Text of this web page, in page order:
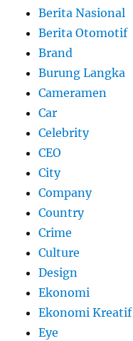
Berita Nasional
Berita Otomotif
Brand
Burung Langka
Cameramen
Car
Celebrity
CEO
City
Company
Country
Crime
Culture
Design
Ekonomi
Ekonomi Kreatif
Eye